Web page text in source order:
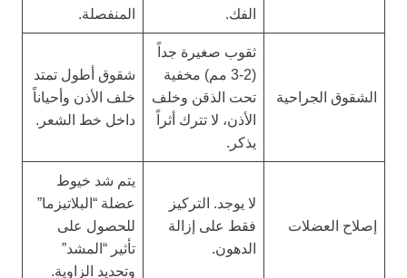
الفك.
المنفصلة.
الشقوق الجراحية
ثقوب صغيرة جداً
(2-3 مم) مخفية
تحت الذقن وخلف
الأذن، لا تترك أثراً
يذكر.
شقوق أطول تمتد
خلف الأذن وأحياناً
داخل خط الشعر.
إصلاح العضلات
لا يوجد. التركيز
فقط على إزالة
الدهون.
يتم شد خيوط
عضلة “البلاتيزما”
للحصول على
تأثير “المشد”
وتحديد الزاوية.